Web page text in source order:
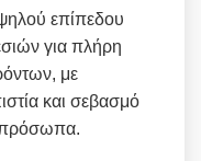
επίπεδου
για πλήρη
με
και σεβασμό
πρόσωπα.